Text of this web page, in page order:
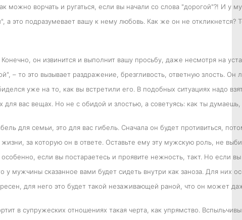
можно ворчать и ругаться, если вы начали со слова "дорогой"?! И у
это подразумевает вашу к нему любовь. Как же он не откликнется?
он извинится и выполнит вашу просьбу, даже несмотря на
– то это вызывает раздражение, брезгливость, ответную злость. Он
уже на то, как вы встретили его. В подобных ситуациях надо
вас вещах. Но не с обидой и злостью, а советуясь: как ты думаешь,
для семьи, это для вас гибель. Сначала он будет противиться,
за которую он в ответе. Оставьте ему эту мужскую роль, не
если вы постараетесь и проявите нежность, такт. Но если вы
мужчины сказанное вами будет сидеть внутри как заноза. Для них
для него это будет такой незаживающей раной, что он может
в супружеских отношениях такая черта, как упрямство.